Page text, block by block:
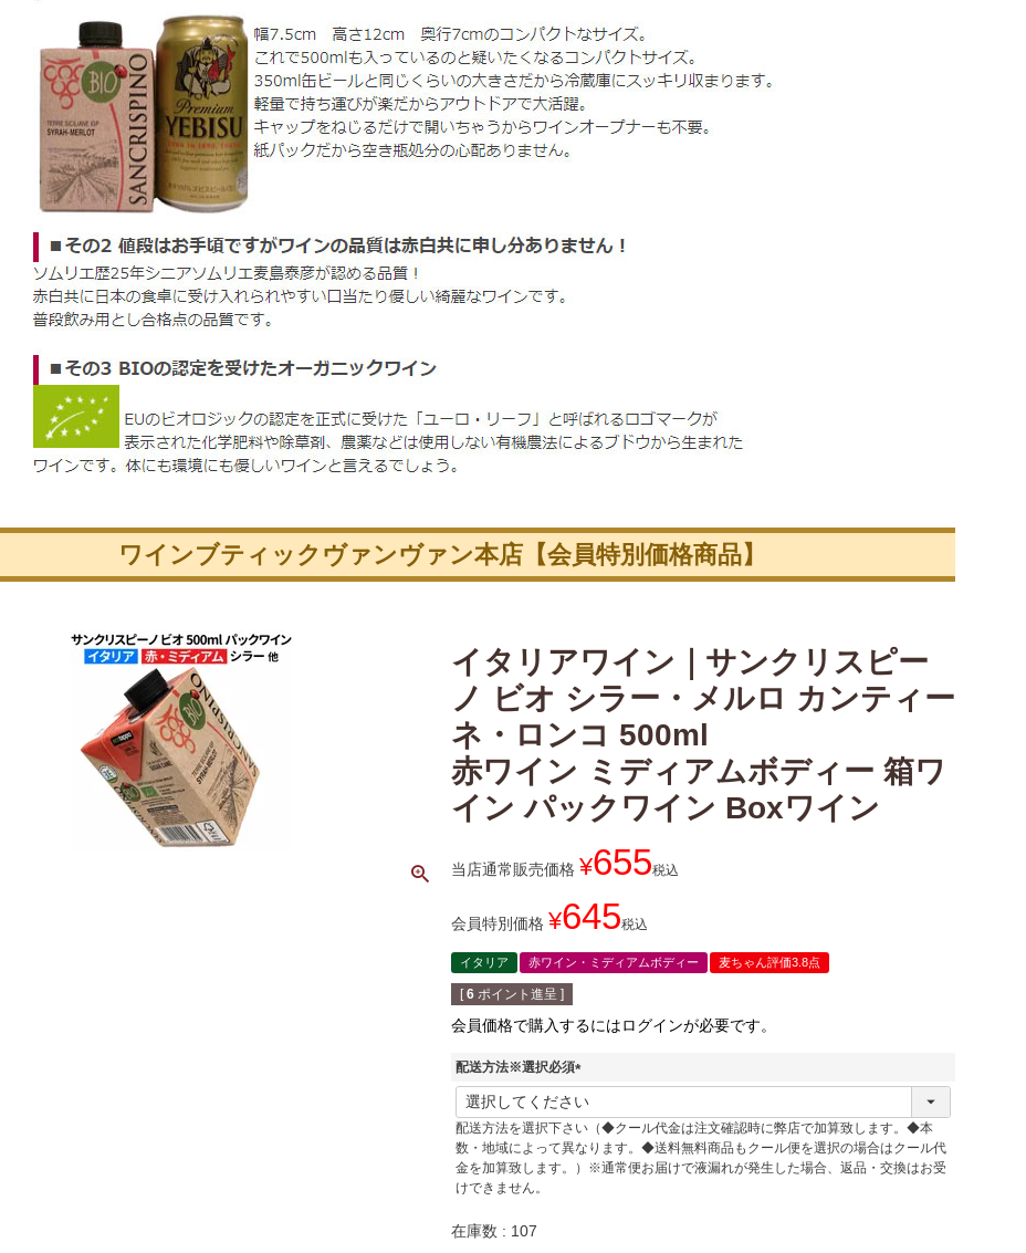
ワインブティックヴァンヴァン本店【会員特別価格商品】
イタリアワイン｜サンクリスピー
ノ ビオ シラー・メルロ カンティー
ネ・ロンコ 500ml
赤ワイン ミディアムボディー 箱ワ
イン パックワイン Boxワイン
当店通常販売価格 ¥655税込
会員特別価格 ¥645税込
イタリア 赤ワイン・ミディアムボディー 麦ちゃん評価3.8点
[ 6 ポイント進呈 ]
会員価格で購入するにはログインが必要です。
配送方法※選択必須
(
必
須
)
配送方法を選択下さい（◆クール代金は注文確認時に弊店で加算致します。◆本
数・地域によって異なります。◆送料無料商品もクール便を選択の場合はクール代
金を加算致します。）※通常便お届けで液漏れが発生した場合、返品・交換はお受
けできません。
在庫数 107